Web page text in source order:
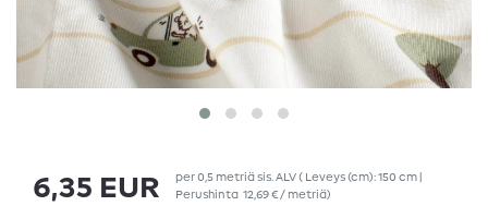
6,35 EUR per0,5 metriäsis. ALV( Leveys (cm): 150 cm |
Perushinta 12,69 € / metriä)